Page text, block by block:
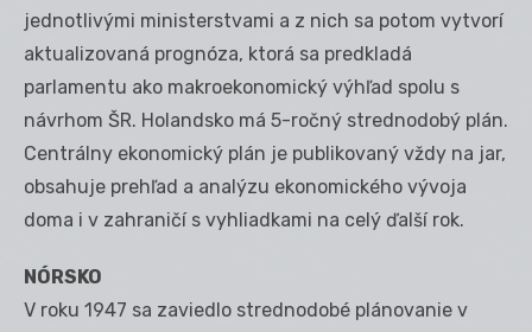
jednotlivými ministerstvami a z nich sa potom vytvorí
aktualizovaná prognóza, ktorá sa predkladá
parlamentu ako makroekonomický výhľad spolu s
návrhom ŠR. Holandsko má 5-ročný strednodobý plán.
Centrálny ekonomický plán je publikovaný vždy na jar,
obsahuje prehľad a analýzu ekonomického vývoja
doma i v zahraničí s vyhliadkami na celý ďalší rok.
NÓRSKO
V roku 1947 sa zaviedlo strednodobé plánovanie v